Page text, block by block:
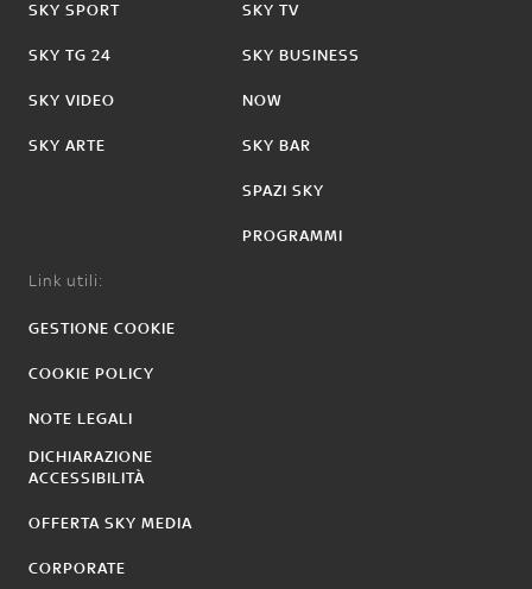
SKY SPORT
SKY TG 24
SKY VIDEO
SKY ARTE
SKY TV
SKY BUSINESS
NOW
SKY BAR
SPAZI SKY
PROGRAMMI
Link utili:
GESTIONE COOKIE
COOKIE POLICY
NOTE LEGALI
DICHIARAZIONE
ACCESSIBILITÀ
OFFERTA SKY MEDIA
CORPORATE